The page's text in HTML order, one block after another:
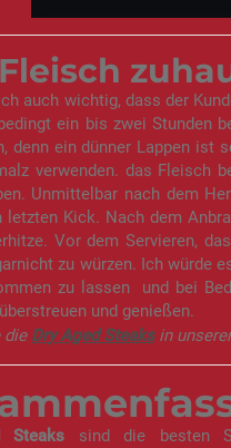
auch wichtig, dass der
ein bis zwei Stunden
denn ein dünner Lappen ist
verwenden. das Fleisch
Unmittelbar nach dem
letzten Kick. Nach dem
Vor dem Servieren,
zu würzen. Ich würde
zu lassen  und bei
und genießen.
die Dry Aged Steaksin
Steaks sind die besten